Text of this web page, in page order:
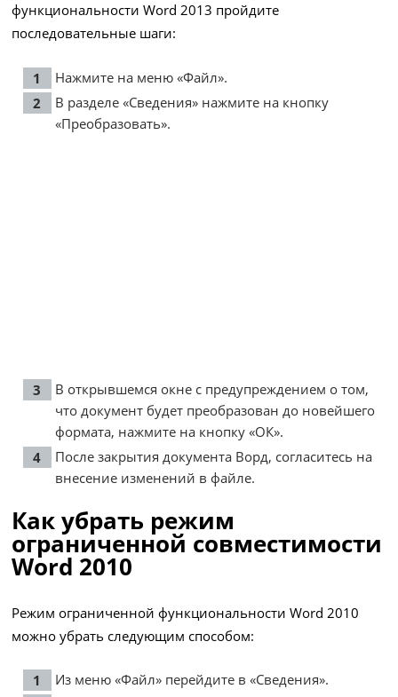
функциональности Word 2013 пройдите
последовательные шаги:
Нажмите на меню «Файл».
В разделе «Сведения» нажмите на кнопку
«Преобразовать».
В открывшемся окне с предупреждением о том,
что документ будет преобразован до новейшего
формата, нажмите на кнопку «ОК».
После закрытия документа Ворд, согласитесь на
внесение изменений в файле.
Как убрать режим
ограниченной совместимости
Word 2010
Режим ограниченной функциональности Word 2010
можно убрать следующим способом:
Из меню «Файл» перейдите в «Сведения».